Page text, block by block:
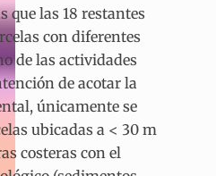
que las 18 restantes
con diferentes
de las actividades
de acotar la
únicamente se
ubicadas a < 30 m
costeras con el